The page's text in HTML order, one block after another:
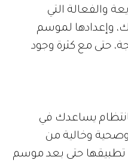
والفعالة التي
وإعدادها لموسم
حتى مع كثرة وجود
يساعدك في
وخالية من
تطبيقها حتى بعد موسم